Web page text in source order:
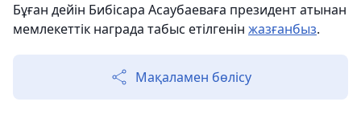
Бұған дейін Бибісара Асаубаеваға президент атынан
мемлекеттік награда табыс етілгенін жазғанбыз.
Мақаламен бөлісу